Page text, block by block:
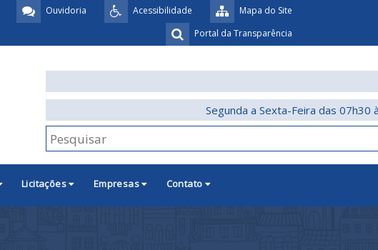
Mapa do Site
Acessibilidade
Ouvidoria
Portal da Transparência
Segunda a Sexta-Feira das 07h30
Licitações Empresas Contato